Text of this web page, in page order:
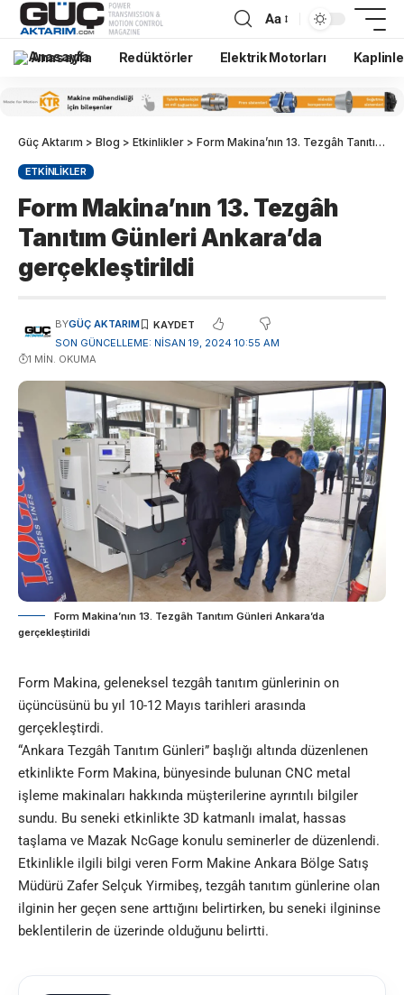
Aa
Anasayfa Redüktörler Elektrik Motorları
Güç Aktarım > Blog > Etkinlikler > Form Makina’nın 13. Tezgâh Tanıtım Günleri Ankara’da gerçekleştirildi
ETKINLIKLER
Form Makina’nın 13. Tezgâh
Tanıtım Günleri Ankara’da
gerçekleştirildi
SON GÜNCELLEME: NISAN 19, 2024 10:55 AM
BYGÜÇ AKTARIM
1 MIN. OKUMA
Form Makina’nın 13. Tezgâh Tanıtım Günleri Ankara’da
gerçekleştirildi
Form Makina, geleneksel tezgâh tanıtım günlerinin on
üçüncüsünü bu yıl 10-12 Mayıs tarihleri arasında
gerçekleştirdi.
“Ankara Tezgâh Tanıtım Günleri” başlığı altında düzenlenen
etkinlikte Form Makina, bünyesinde bulunan CNC metal
işleme makinaları hakkında müşterilerine ayrıntılı bilgiler
sundu. Bu seneki etkinlikte 3D katmanlı imalat, hassas
taşlama ve Mazak NcGage konulu seminerler de düzenlendi.
Etkinlikle ilgili bilgi veren Form Makine Ankara Bölge Satış
Müdürü Zafer Selçuk Yirmibeş, tezgâh tanıtım günlerine olan
ilginin her geçen sene arttığını belirtirken, bu seneki ilgininse
beklentilerin de üzerinde olduğunu belirtti.